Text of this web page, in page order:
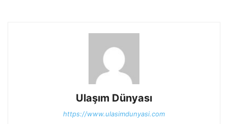
Ulaşım Dünyası
https://www.ulasimdunyasi.com